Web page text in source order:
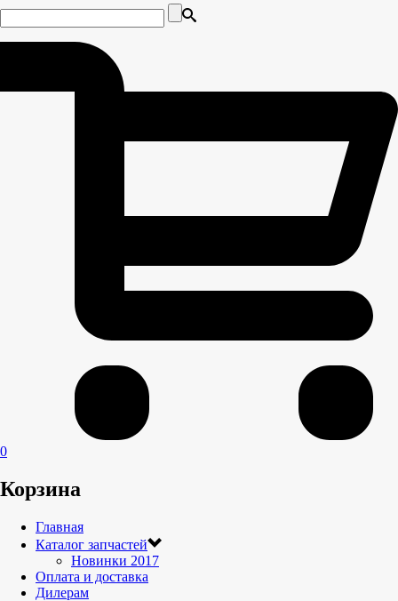
0
Корзина
Главная
Каталог запчастей
Новинки 2017
Оплата и доставка
Дилерам